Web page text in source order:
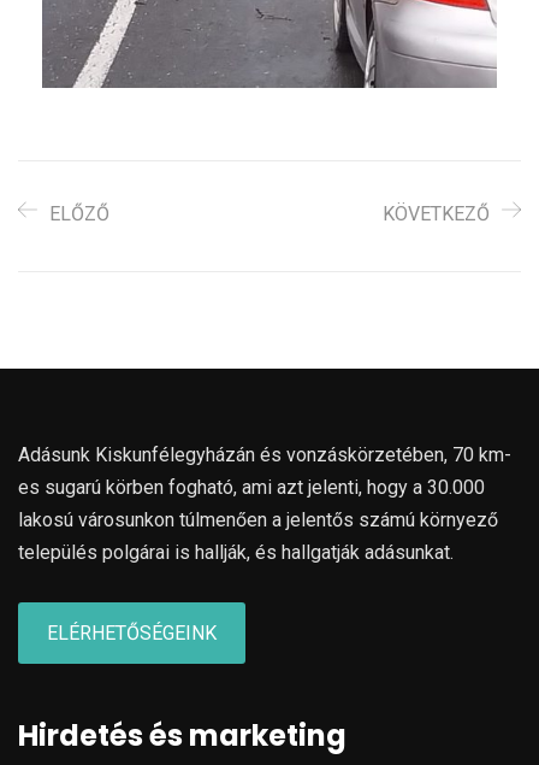
ELŐZŐ KÖVETKEZŐ
Adásunk Kiskunfélegyházán és vonzáskörzetében, 70 km-
es sugarú körben fogható, ami azt jelenti, hogy a 30.000
lakosú városunkon túlmenően a jelentős számú környező
település polgárai is hallják, és hallgatják adásunkat.
ELÉRHETŐSÉGEINK
Hirdetés és marketing